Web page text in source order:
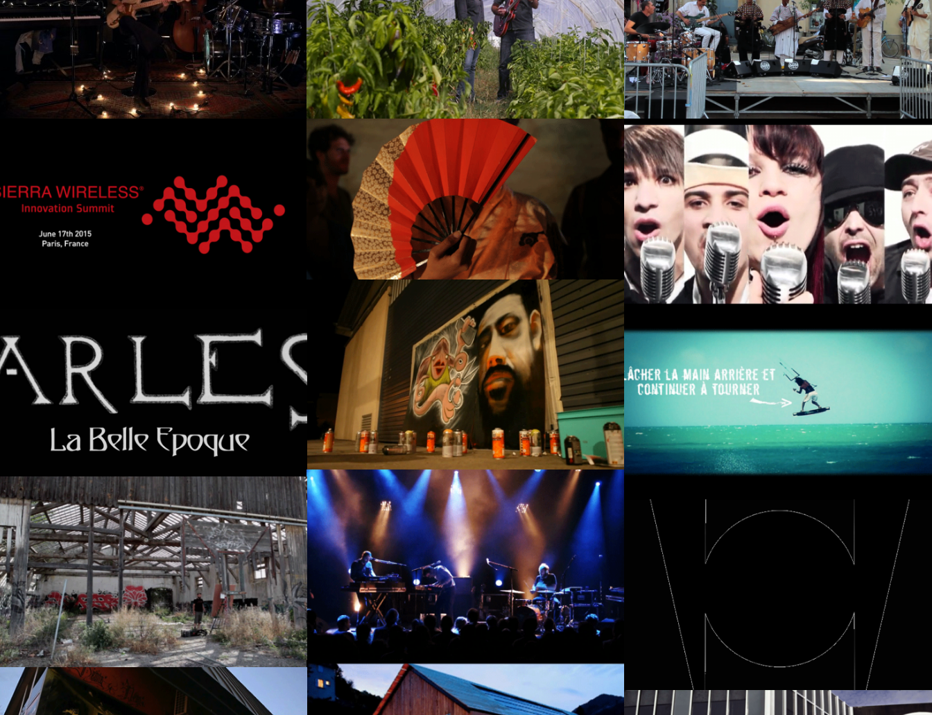
Delphine Capron – Voices
Frédéric Salbans-Aimée de la
Salle – L’ épagneul
Gnawa Tribe
Sierra Wireless® Innovation
Summit 2015
The rise of the drunk Geisha
Angalys – Poupée de cire,
poupée de son
Dëone @ Nuit de L’orientation
2014
Arles – La Belle Epoque
Cabana Do Kite – Trick of the
Day
Grindi Manberg – Gena
Dipo – The Machine